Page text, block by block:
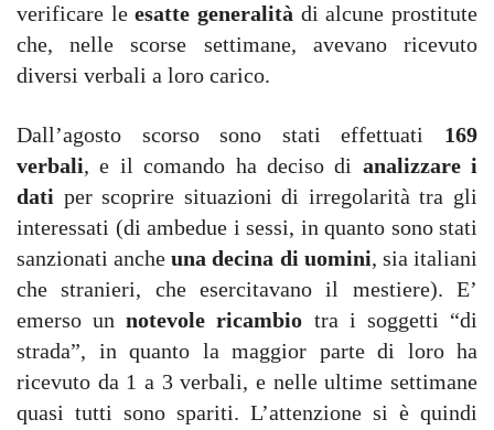
verificare leesatte generalità di alcune prostitute
che, nelle scorse settimane, avevano ricevuto
diversi verbali a loro carico.
Dall’agosto scorso sono stati effettuati 169
verbali, e il comando ha deciso di analizzare i
dati per scoprire situazioni di irregolarità tra gli
interessati (di ambedue i sessi, in quanto sono stati
sanzionati ancheuna decina di uomini, sia italiani
che stranieri, che esercitavano il mestiere). E’
emerso unnotevole ricambio tra i soggetti “di
strada”, in quanto la maggior parte di loro ha
ricevuto da 1 a 3 verbali, e nelle ultime settimane
quasi tutti sono spariti. L’attenzione si è quindi